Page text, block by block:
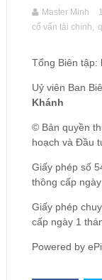
Master Minh
cố vấn tài chính
Tổng Biên tập:
Uỷ viên Ban
Khánh
© Bản quyền
hoạch và Đầu
Giấy phép số
thông cấp
Giấy phép
cấp ngày 1
Powered by